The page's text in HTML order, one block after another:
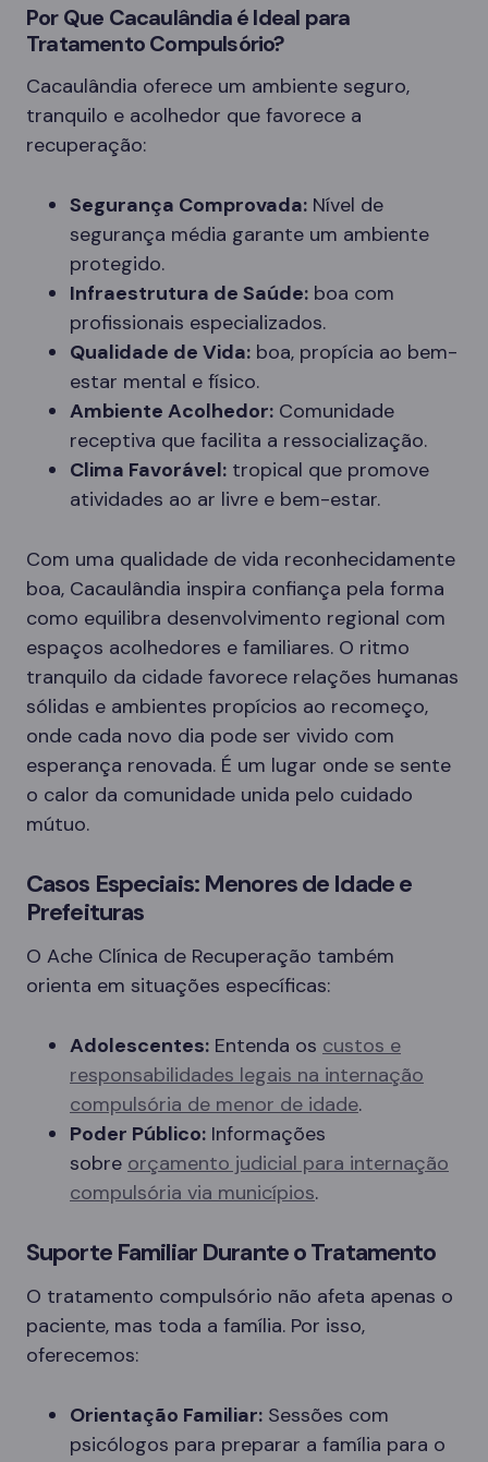
Por Que Cacaulândia é Ideal para
Tratamento Compulsório?
Cacaulândia oferece um ambiente seguro,
tranquilo e acolhedor que favorece a
recuperação:
Segurança Comprovada: Nível de
segurança média garante um ambiente
protegido.
Infraestrutura de Saúde: boa com
profissionais especializados.
Qualidade de Vida: boa, propícia ao bem-
estar mental e físico.
Ambiente Acolhedor: Comunidade
receptiva que facilita a ressocialização.
Clima Favorável: tropical que promove
atividades ao ar livre e bem-estar.
Com uma qualidade de vida reconhecidamente
boa, Cacaulândia inspira confiança pela forma
como equilibra desenvolvimento regional com
espaços acolhedores e familiares. O ritmo
tranquilo da cidade favorece relações humanas
sólidas e ambientes propícios ao recomeço,
onde cada novo dia pode ser vivido com
esperança renovada. É um lugar onde se sente
o calor da comunidade unida pelo cuidado
mútuo.
Casos Especiais: Menores de Idade e
Prefeituras
O Ache Clínica de Recuperação também
orienta em situações específicas:
Adolescentes: Entenda os custos e
responsabilidades legais na internação
compulsória de menor de idade.
Poder Público: Informações
sobre orçamento judicial para internação
compulsória via municípios.
Suporte Familiar Durante o Tratamento
O tratamento compulsório não afeta apenas o
paciente, mas toda a família. Por isso,
oferecemos:
Orientação Familiar: Sessões com
psicólogos para preparar a família para o